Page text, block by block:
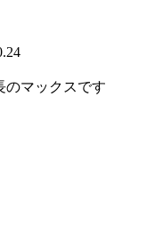
のマックスです